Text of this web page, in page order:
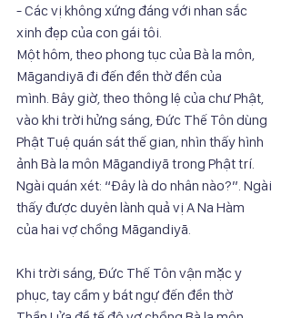
- Các vị không xứng đáng với nhan sắc
xinh đẹp của con gái tôi.
Một hôm, theo phong tục của Bà la môn,
Māgandiyā đi đến đền thờ đền của
mình. Bây giờ, theo thông lệ của chư Phật,
vào khi trời hửng sáng, Đức Thế Tôn dùng
Phật Tuệ quán sát thế gian, nhìn thấy hình
ảnh Bà la môn Māgandiyā trong Phật trí.
Ngài quán xét: “Đây là do nhân nào?”. Ngài
thấy được duyên lành quả vị A Na Hàm
của hai vợ chồng Māgandiyā.
Khi trời sáng, Đức Thế Tôn vận mặc y
phục, tay cầm y bát ngự đến đền thờ